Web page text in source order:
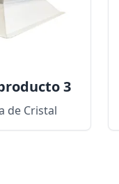
3
de Cristal